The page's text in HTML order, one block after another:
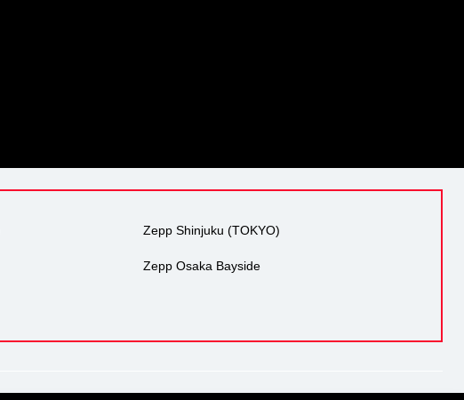
Zepp Shinjuku (TOKYO)
Zepp Osaka Bayside